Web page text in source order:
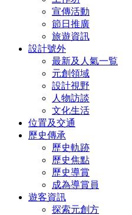
宣傳活動
節日推廣
旅遊資訊
設計號外
最新及人氣一覧
元創領域
設計視野
人物訪談
文化生活
位置及交通
歷史傳承
歷史軌跡
歷史焦點
歷史導賞
成為導賞員
遊客資訊
探索元創方